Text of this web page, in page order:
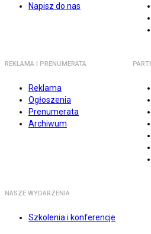
Napisz do nas
REKLAMA I PRENUMERATA
Reklama
Ogłoszenia
Prenumerata
Archiwum
NASZE WYDARZENIA
Szkolenia i konferencje